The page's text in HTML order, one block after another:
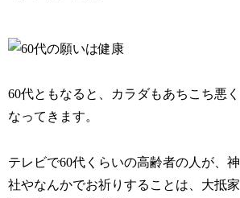
60代ともなると、カラダもあちこち悪く
なってきます。
テレビで60代くらいの高齢者の人が、神
社やなんかでお祈りすることは、大抵家